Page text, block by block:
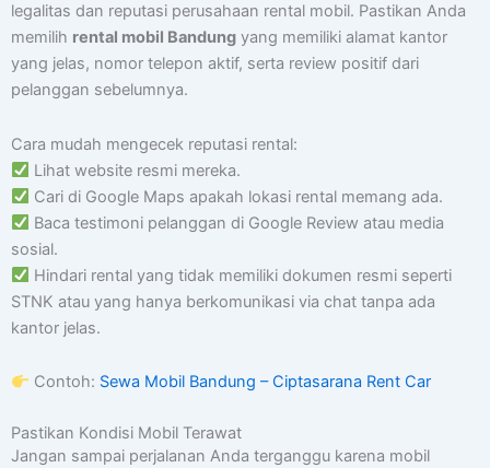
legalitas dan reputasi perusahaan rental mobil. Pastikan Anda
memilih rental mobil Bandung yang memiliki alamat kantor
yang jelas, nomor telepon aktif, serta review positif dari
pelanggan sebelumnya.
Cara mudah mengecek reputasi rental:
Lihat website resmi mereka.
Cari di Google Maps apakah lokasi rental memang ada.
Baca testimoni pelanggan di Google Review atau media
sosial.
Hindari rental yang tidak memiliki dokumen resmi seperti
STNK atau yang hanya berkomunikasi via chat tanpa ada
kantor jelas.
Contoh: Sewa Mobil Bandung – Ciptasarana Rent Car
Pastikan Kondisi Mobil Terawat
Jangan sampai perjalanan Anda terganggu karena mobil